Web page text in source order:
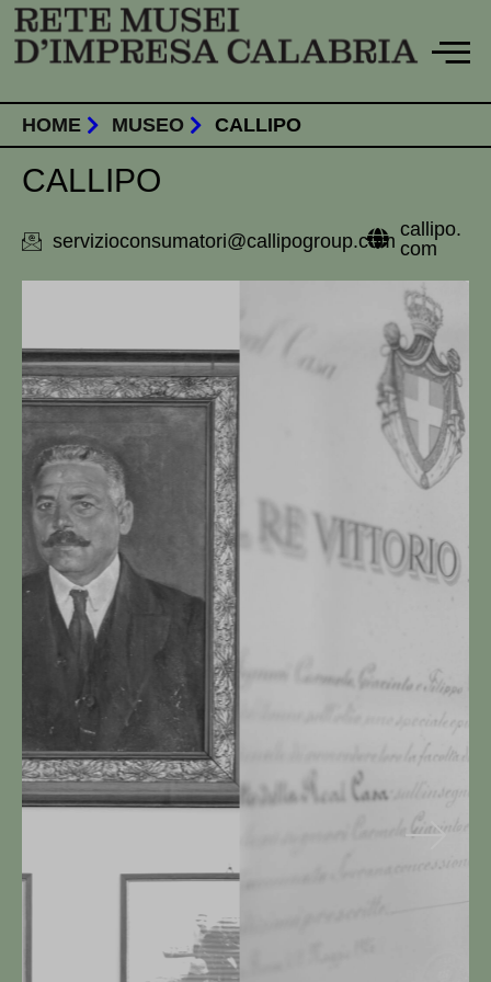
Vai
contenuto
HOME MUSEO CALLIPO
CALLIPO
servizioconsumatori@callipogroup.com
callipo.
com